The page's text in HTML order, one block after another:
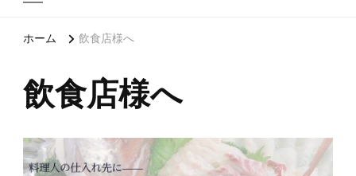
ホーム 飲食店様へ
飲食店様へ